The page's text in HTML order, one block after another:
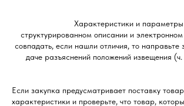
Характеристики и
структурированном описании и
совпадать, если нашли отличия, то направьте
даче разъяснений положений извещения
Если закупка предусматривает поставку
характеристики и проверьте, что товар,